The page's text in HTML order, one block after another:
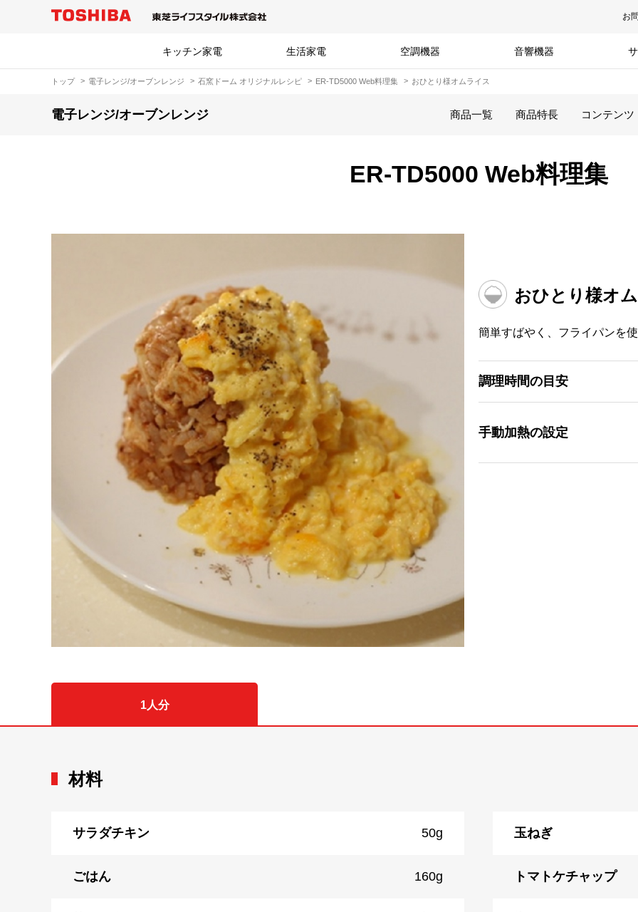
お
キッチン家電 生活家電 空調機器 音響機器
トップ 電子レンジ/オーブンレンジ 石窯ドーム オリジナルレシピ ER-TD5000 Web料理集 おひとり様オムライス
電子レンジ/オーブンレンジ 商品一覧 商品特長 コンテンツ
ER-TD5000 Web料理集
おひとり様オ
簡単すばやく、フライパンを
調理時間の目安
手動加熱の設定
1人分
材料
サラダチキン 50g 玉ねぎ
ごはん 160g トマトケチャップ